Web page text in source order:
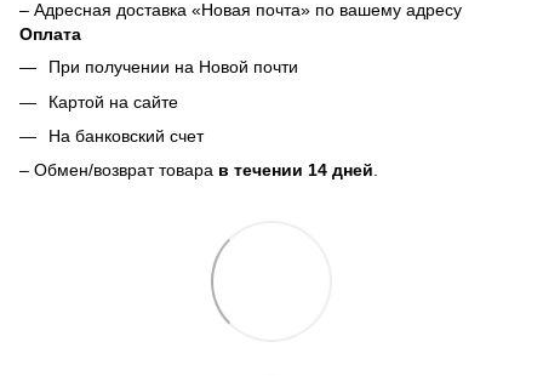
– Адресная доставка «Новая почта» по вашему адресу
Оплата
При получении на Новой почти
Картой на сайте
На банковский счет
– Обмен/возврат товара в течении 14 дней.